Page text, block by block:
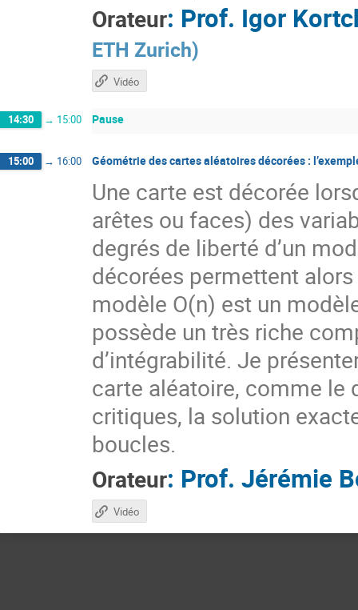
Orateur: Prof. Igor
ETH Zurich)
Vidéo
14:30 → 15:00 Pause
15:00 → 16:00 Géométrie des cartes aléatoires décorées :
Une carte est décorée
arêtes ou faces) des
degrés de liberté d’un
décorées permettent
modèle O(n) est un
possède un très riche
d’intégrabilité. Je
carte aléatoire, comme le
critiques, la solution
boucles.
Orateur: Prof. Jérémie
Vidéo